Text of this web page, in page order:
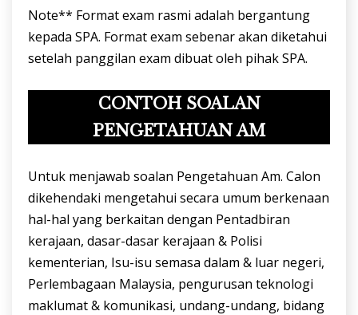
Note** Format exam rasmi adalah bergantung
kepada SPA. Format exam sebenar akan diketahui
setelah panggilan exam dibuat oleh pihak SPA.
CONTOH SOALAN
PENGETAHUAN AM
Untuk menjawab soalan Pengetahuan Am. Calon
dikehendaki mengetahui secara umum berkenaan
hal-hal yang berkaitan dengan Pentadbiran
kerajaan, dasar-dasar kerajaan & Polisi
kementerian, Isu-isu semasa dalam & luar negeri,
Perlembagaan Malaysia, pengurusan teknologi
maklumat & komunikasi, undang-undang, bidang